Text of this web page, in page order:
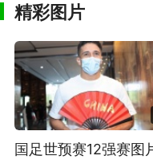
精彩图片
国足世预赛12强赛图